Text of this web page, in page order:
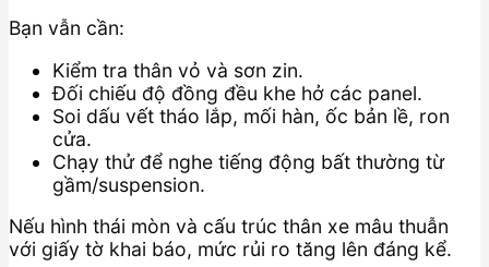
Bạn vẫn cần:
Kiểm tra thân vỏ và sơn zin.
Đối chiếu độ đồng đều khe hở các panel.
Soi dấu vết tháo lắp, mối hàn, ốc bản lề, ron
cửa.
Chạy thử để nghe tiếng động bất thường từ
gầm/suspension.
Nếu hình thái mòn và cấu trúc thân xe mâu thuẫn
với giấy tờ khai báo, mức rủi ro tăng lên đáng kể.